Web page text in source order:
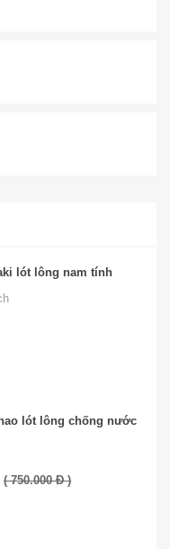
lót lông nam tính
lót lông chống nước
( 750.000 Đ )